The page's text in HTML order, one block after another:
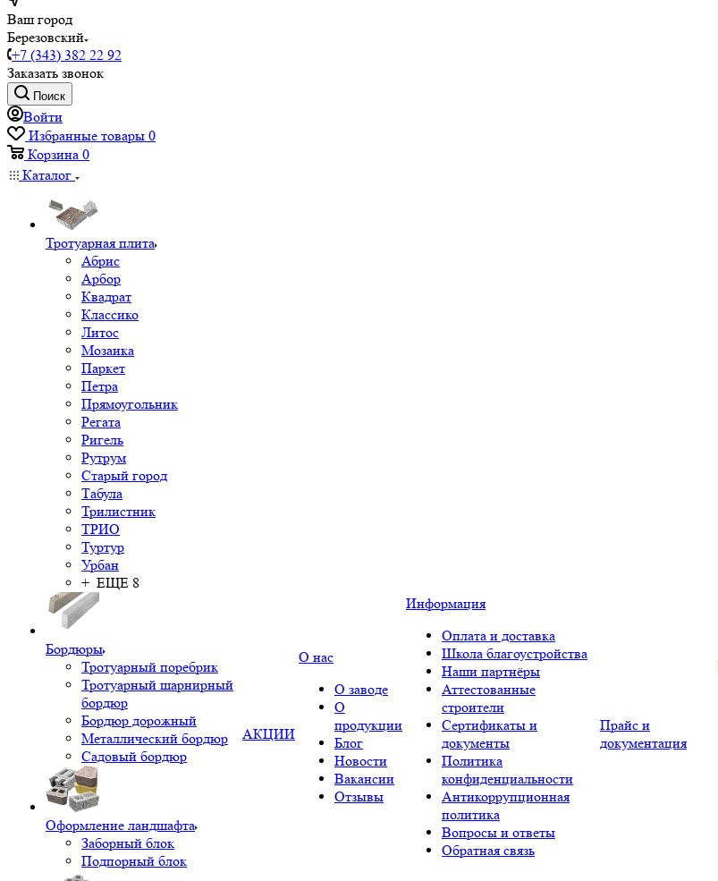
Ваш город
Березовский
+7 (343) 382 22 92
Заказать звонок
Поиск
Войти
Избранные товары 0
Корзина 0
Каталог
Тротуарная плита
Абрис
Арбор
Квадрат
Классико
Литос
Мозаика
Паркет
Петра
Прямоугольник
Регата
Ригель
Рутрум
Старый город
Табула
Трилистник
ТРИО
Туртур
Урбан
+ ЕЩЕ 8
Бордюры
Тротуарный поребрик
Тротуарный шарнирный
бордюр
Бордюр дорожный
Металлический бордюр
Садовый бордюр
Оформление ландшафта
Заборный блок
Подпорный блок
АКЦИИ
О нас
О заводе
О
продукции
Блог
Новости
Вакансии
Отзывы
Информация
Оплата и доставка
Школа благоустройства
Наши партнёры
Аттестованные
строители
Сертификаты и
документы
Политика
конфиденциальности
Антикоррупционная
политика
Вопросы и ответы
Обратная связь
Прайс и
документация